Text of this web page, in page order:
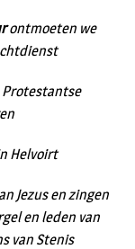
ontmoeten we
Helvoirt
Jezus en zingen
en leden van
van Stenis